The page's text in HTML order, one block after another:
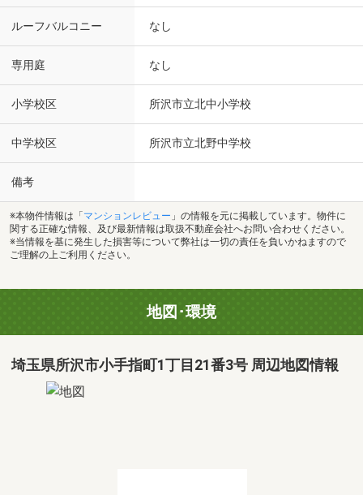
ルーフバルコニー なし
専用庭 なし
小学校区 所沢市立北中小学校
中学校区 所沢市立北野中学校
備考
※本物件情報は「 マンションレビュー 」の情報を元に掲載しています。物件に
関する正確な情報、及び最新情報は取扱不動産会社へお問い合わせください。
※当情報を基に発生した損害等について弊社は一切の責任を負いかねますので
ご理解の上ご利用ください。
地図･環境
埼玉県所沢市小手指町1丁目21番3号 周辺地図情報